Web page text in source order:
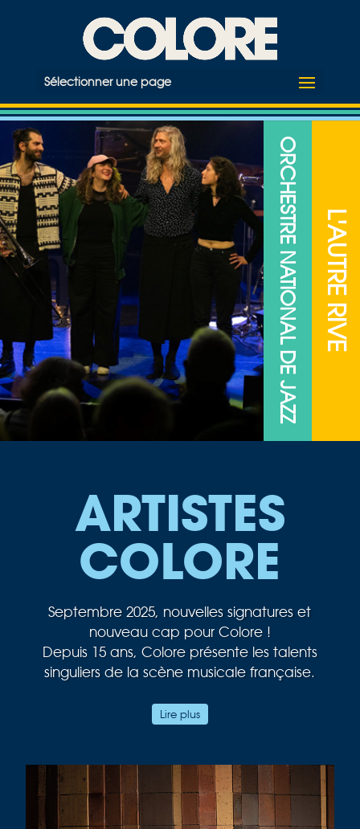
Sélectionner une page
ORCHESTRE NATIONAL DE JAZZ L'AUTRE RIVE
ARTISTES
COLORE
Septembre 2025, nouvelles signatures et
nouveau cap pour Colore !
Depuis 15 ans, Colore présente les talents
singuliers de la scène musicale française.
Au cœur de notre passion musicale, le jazz
! Mais au gré des collaborations, ce
nous porte … vers d’autres rives, d’autres
imaginaires.
Dans le même temps, un nouvel Orchestre
Lire plus